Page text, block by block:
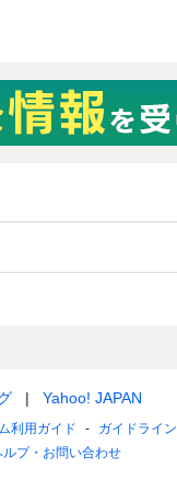
Yahoo! JAPAN
利用ガイド
ガイドライン
ルプ・お問い合わせ